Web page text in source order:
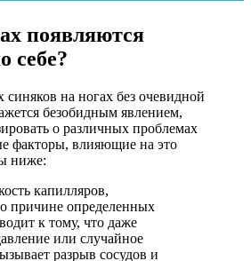
появляются
себе?
на ногах без очевидной
безобидным явлением,
о различных проблемах
факторы, влияющие на это
ниже:
капилляров,
причине определенных
к тому, что даже
или случайное
разрыв сосудов и